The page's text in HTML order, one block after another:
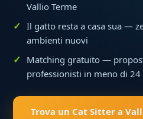
Vallio Terme
Il gatto resta a casa sua —
ambienti nuovi
Matching gratuito —
professionisti in meno di 24
Trova un Cat Sitter a